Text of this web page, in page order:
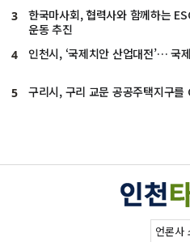
3
한국마사회, 협력사와 함께하는
운동 추진
4 인천시, ‘국제치안 산업대전’… 국
5 구리시, 구리 교문 공공주택지구를
언론사